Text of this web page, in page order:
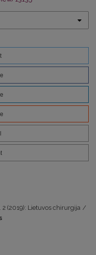
2 (2019): Lietuvos chirurgija /